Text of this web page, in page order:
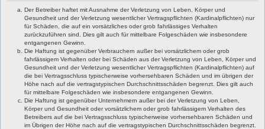
Der Betreiber haftet mit Ausnahme der Verletzung von Leben, Körper und
Gesundheit und der Verletzung wesentlicher Vertragspflichten (Kardinalpflichten) nur
für Schäden, die auf ein vorsätzliches oder grob fahrlässiges Verhalten
zurückzuführen sind. Dies gilt auch für mittelbare Folgeschäden wie insbesondere
entgangenen Gewinn.
Die Haftung ist gegenüber Verbrauchern außer bei vorsätzlichem oder grob
fahrlässigem Verhalten oder bei Schäden aus der Verletzung von Leben, Körper und
Gesundheit und der Verletzung wesentlicher Vertragspflichten (Kardinalpflichten) auf
die bei Vertragsschluss typischerweise vorhersehbaren Schäden und im übrigen der
Höhe nach auf die vertragstypischen Durchschnittsschäden begrenzt. Dies gilt auch
für mittelbare Folgeschäden wie insbesondere entgangenen Gewinn.
Die Haftung ist gegenüber Unternehmern außer bei der Verletzung von Leben,
Körper und Gesundheit oder vorsätzlichem oder grob fahrlässigem Verhalten des
Betreibers auf die bei Vertragsschluss typischerweise vorhersehbaren Schäden und
im Übrigen der Höhe nach auf die vertragstypischen Durchschnittsschäden begrenzt.